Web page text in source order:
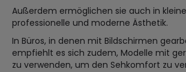
Außerdem ermöglichen sie auch in
professionelle und moderne Ästhetik.
In Büros, in denen mit Bildschirmen
empfiehlt es sich zudem, Modelle mit
zu verwenden, um den Sehkomfort zu